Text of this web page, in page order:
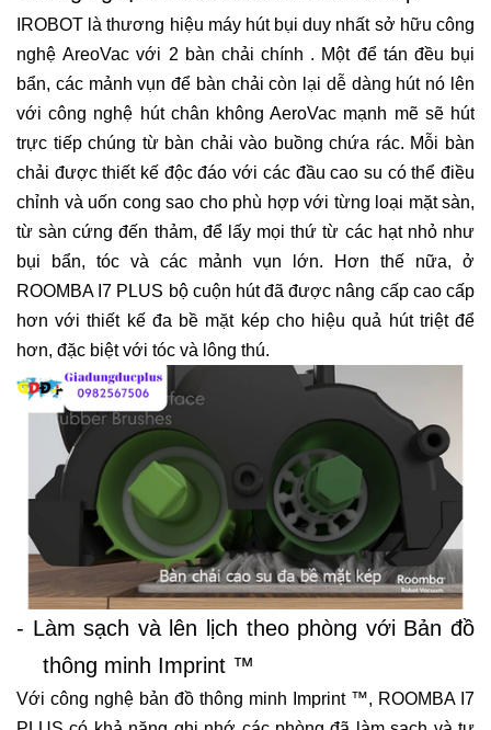
IROBOT là thương hiệu máy hút bụi duy nhất sở hữu công
nghệ AreoVac với 2 bàn chải chính . Một để tán đều bụi
bẩn, các mảnh vụn để bàn chải còn lại dễ dàng hút nó lên
với công nghệ hút chân không AeroVac mạnh mẽ sẽ hút
trực tiếp chúng từ bàn chải vào buồng chứa rác. Mỗi bàn
chải được thiết kế độc đáo với các đầu cao su có thể điều
chỉnh và uốn cong sao cho phù hợp với từng loại mặt sàn,
từ sàn cứng đến thảm, để lấy mọi thứ từ các hạt nhỏ như
bụi bẩn, tóc và các mảnh vụn lớn. Hơn thế nữa, ở
ROOMBA I7 PLUS bộ cuộn hút đã được nâng cấp cao cấp
hơn với thiết kế đa bề mặt kép cho hiệu quả hút triệt để
hơn, đặc biệt với tóc và lông thú.
- Làm sạch và lên lịch theo phòng với Bản đồ
thông minh Imprint ™
Với công nghệ bản đồ thông minh Imprint ™, ROOMBA I7